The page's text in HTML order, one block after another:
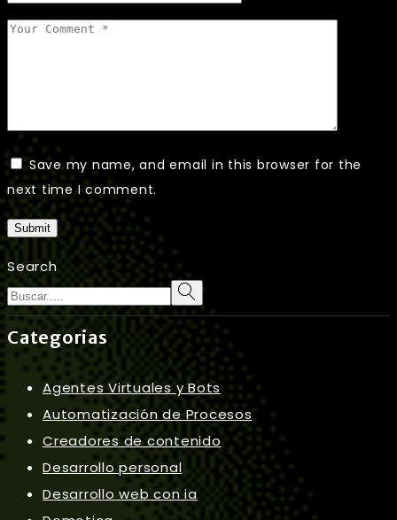
Save my name, and email in this browser for the
next time I comment.
Submit
Search
Categorias
Agentes Virtuales y Bots
Automatización de Procesos
Creadores de contenido
Desarrollo personal
Desarrollo web con ia